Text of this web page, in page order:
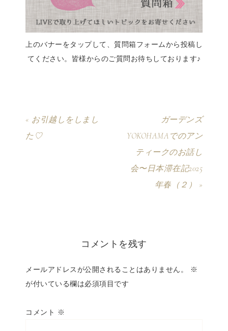
上のバナーをタップして、質問箱フォームから投稿し
てください。皆様からのご質問お待ちしております♪
« お引越しをしまし
た♡
ガーデンズ
YOKOHAMAでのアン
ティークのお話し
会〜日本滞在記2025
年春（２） »
コメントを残す
メールアドレスが公開されることはありません。
※
が付いている欄は必須項目です
コメント ※